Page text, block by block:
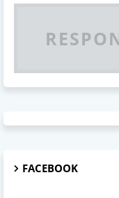
FACEBOOK